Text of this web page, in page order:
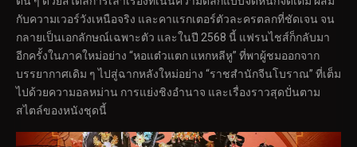
กับความเวอร์วังเหนือจริง และคาแรกเตอร์ตัวละครตลกที่ชัดเจน จน
กลายเป็นเอกลักษณ์เฉพาะตัว และในปี 2568 นี้ แฟรนไชส์ก็กลับมา
อีกครั้งในภาคใหม่อย่าง “หอแต๋วแตก แหกหลีหู” ที่พาผู้ชมออกจาก
บรรยากาศเดิม ๆ ไปสู่ฉากหลังใหม่อย่าง “ราชสำนักจีนโบราณ” ที่เต็ม
ไปด้วยความอลหม่าน การแย่งชิงอำนาจ และเรื่องราวสุดปั่นตาม
สไตล์ของหนังชุดนี้